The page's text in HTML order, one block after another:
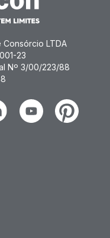
Consórcio LTDA
23
Nº 3/00/223/88
YoutubePinterest